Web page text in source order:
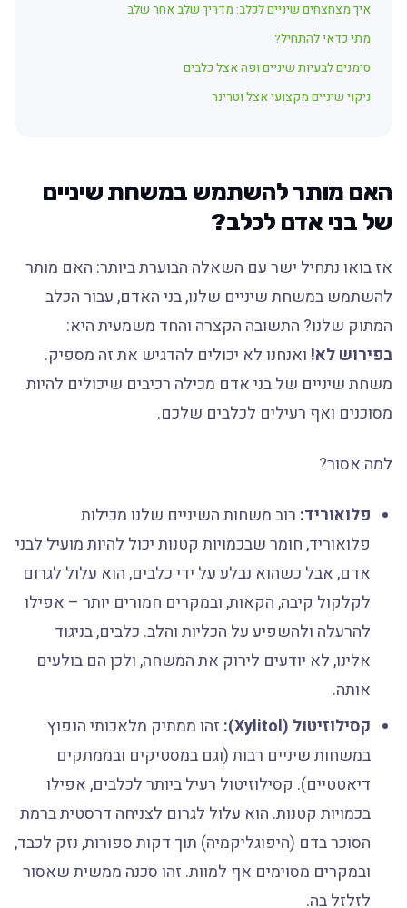
איך מצחצחים שיניים לכלב: מדריך שלב אחר שלב
מתי כדאי להתחיל?
סימנים לבעיות שיניים ופה אצל כלבים
ניקוי שיניים מקצועי אצל וטרינר
האם מותר להשתמש במשחת שיניים
של בני אדם לכלב?
אז בואו נתחיל ישר עם השאלה הבוערת ביותר: האם מותר
להשתמש במשחת שיניים שלנו, בני האדם, עבור הכלב
המתוק שלנו? התשובה הקצרה והחד משמעית היא:
בפירוש לא!ואנחנו לא יכולים להדגיש את זה מספיק.
משחת שיניים של בני אדם מכילה רכיבים שיכולים להיות
מסוכנים ואף רעילים לכלבים שלכם.
למה אסור?
פלואוריד:רוב משחות השיניים שלנו מכילות
פלואוריד, חומר שבכמויות קטנות יכול להיות מועיל לבני
אדם, אבל כשהוא נבלע על ידי כלבים, הוא עלול לגרום
לקלקול קיבה, הקאות, ובמקרים חמורים יותר – אפילו
להרעלה ולהשפיע על הכליות והלב. כלבים, בניגוד
אלינו, לא יודעים לירוק את המשחה, ולכן הם בולעים
אותה.
קסילוזיטול (Xylitol):
זהו ממתיק מלאכותי הנפוץ
במשחות שיניים רבות (וגם במסטיקים ובממתקים
דיאטטיים). קסילוזיטול רעיל ביותר לכלבים, אפילו
בכמויות קטנות. הוא עלול לגרום לצניחה דרסטית ברמת
הסוכר בדם (היפוגליקמיה) תוך דקות ספורות, נזק לכבד,
ובמקרים מסוימים אף למוות. זהו סכנה ממשית שאסור
לזלזל בה.